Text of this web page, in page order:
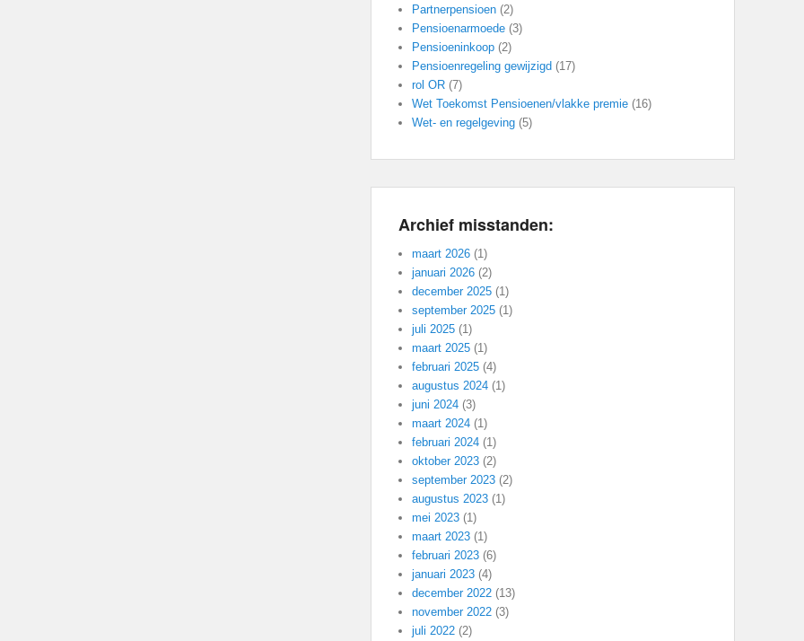
Partnerpensioen (2)
Pensioenarmoede (3)
Pensioeninkoop (2)
Pensioenregeling gewijzigd (17)
rol OR (7)
Wet Toekomst Pensioenen/vlakke premie (16)
Wet- en regelgeving (5)
Archief misstanden:
maart 2026 (1)
januari 2026 (2)
december 2025 (1)
september 2025 (1)
juli 2025 (1)
maart 2025 (1)
februari 2025 (4)
augustus 2024 (1)
juni 2024 (3)
maart 2024 (1)
februari 2024 (1)
oktober 2023 (2)
september 2023 (2)
augustus 2023 (1)
mei 2023 (1)
maart 2023 (1)
februari 2023 (6)
januari 2023 (4)
december 2022 (13)
november 2022 (3)
juli 2022 (2)